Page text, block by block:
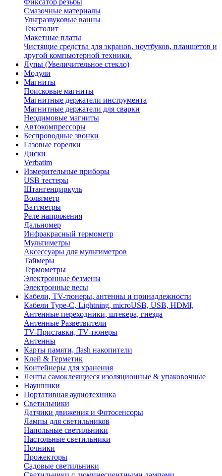
Фиксатор резьбы
Смазочные материалы
Ультразвуковые ванны
Текстолит
Макетные платы
Чистящие средства для экранов, ноутбуков, планшетов и
другой компьютерной техники.
Лупы (Увеличительное стекло)
Модули
Магниты
Поисковые магниты
Магнитные держатели инструмента
Магнитные держатели для сварки
Неодимовые магниты
Автокомпрессоры
Беспроводные звонки
Газовые горелки
Диски
Verbatim
Измерительные приборы
USB тестеры
Штангенциркуль
Вольтметр
Ваттметры
Реле напряжения
Дальномер
Инфракрасный термометр
Мультиметры
Аксессуары для мультиметров
Таймеры
Термометры
Электронные безмены
Электронные весы
Кабели, TV-тюнеры, антенны и принадлежности
Кабели Type-C, Lightning, microUSB, USB, HDMI,
Антенные переходники, штекера, гнезда
Антенные Разветвители
TV-Приставки, TV-тюнеры
Антенны
Карты памяти, flash накопители
Клей & Герметик
Контейнеры для хранения
Ленты самоклеящиеся изоляционные & упаковочные
Наушники
Портативная аудиотехника
Светильники
Датчики движения и Фотосенсоры
Лампы для светильников
Напольные светильники
Настольные светильники
Ночники
Прожекторы
Садовые светильники